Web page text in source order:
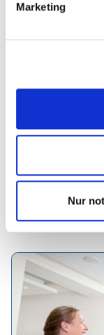
Marketing
Nur